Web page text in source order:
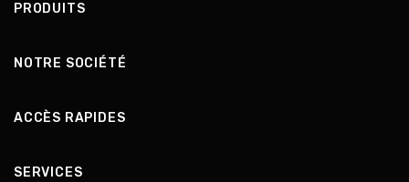
PRODUITS
NOTRE SOCIÉTÉ
ACCÈS RAPIDES
SERVICES